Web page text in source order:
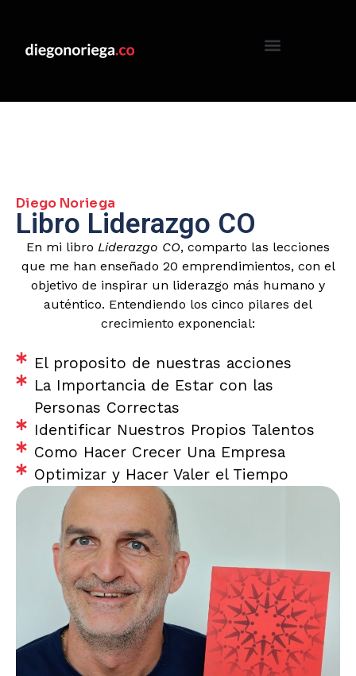
Diego Noriega
Libro Liderazgo CO
En mi libro Liderazgo CO, comparto las lecciones
que me han enseñado 20 emprendimientos, con el
objetivo de inspirar un liderazgo más humano y
auténtico. Entendiendo los cinco pilares del
crecimiento exponencial:
El proposito de nuestras acciones
La Importancia de Estar con las
Personas Correctas
Identificar Nuestros Propios Talentos
Como Hacer Crecer Una Empresa
Optimizar y Hacer Valer el Tiempo